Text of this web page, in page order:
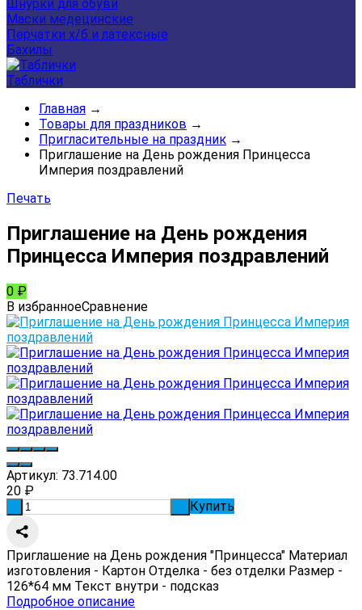
Шнурки для обуви
Маски медецинские
Перчатки х/б и латексные
Бахилы
Таблички
Главная →
Товары для праздников →
Пригласительные на праздник →
Приглашение на День рождения Принцесса
Империя поздравлений
Печать
Приглашение на День рождения
Принцесса Империя поздравлений
0 ₽
В избранноеСравнение
Артикул: 73.714.00
20 ₽
Купить
Приглашение на День рождения "Принцесса" Материал
изготовления - Картон Отделка - без отделки Размер -
126*64 мм Текст внутри - подсказ
Подробное описание